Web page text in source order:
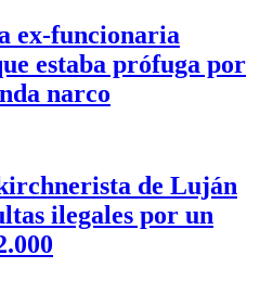
ex-funcionaria
estaba prófuga por
narco
de Luján
ilegales por un